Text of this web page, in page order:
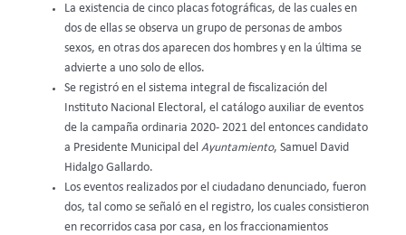
La existencia de cinco placas fotográficas, de las cuales en
dos de ellas se observa un grupo de personas de ambos
sexos, en otras dos aparecen dos hombres y en la última se
advierte a uno solo de ellos.
Se registró en el sistema integral de fiscalización del
Instituto Nacional Electoral, el catálogo auxiliar de eventos
de la campaña ordinaria 2020- 2021 del entonces candidato
a Presidente Municipal del Ayuntamiento, Samuel David
Hidalgo Gallardo.
Los eventos realizados por el ciudadano denunciado, fueron
dos, tal como se señaló en el registro, los cuales consistieron
en recorridos casa por casa, en los fraccionamientos